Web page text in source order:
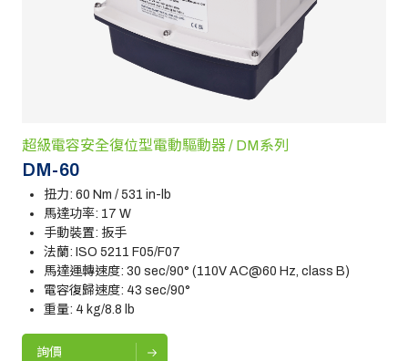
超級電容安全復位型電動驅動器 / DM系列
DM-60
扭力: 60 Nm / 531 in-lb
馬達功率: 17 W
手動裝置: 扳手
法蘭: ISO 5211 F05/F07
馬達運轉速度: 30 sec/90° (110V AC@60 Hz, class B)
電容復歸速度: 43 sec/90°
重量: 4 kg/8.8 lb
詢價